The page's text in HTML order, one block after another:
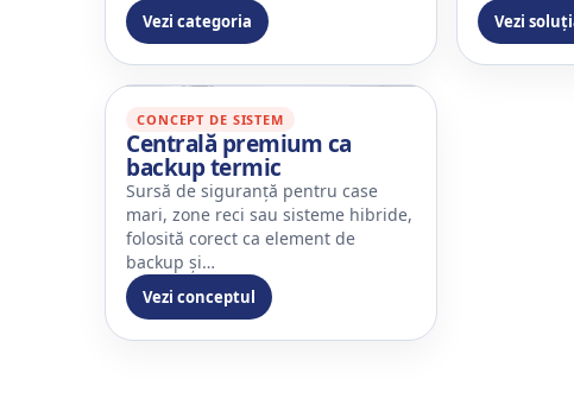
Vezi categoria Vezi
CONCEPT DE SISTEM
Centrală premium ca
backup termic
Sursă de siguranță pentru case
mari, zone reci sau sisteme hibride,
folosită corect ca element de
backup și…
Vezi conceptul